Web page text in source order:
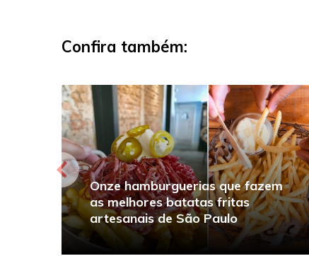
Confira também:
Onze hamburguerias que fazem
as melhores batatas fritas
artesanais de São Paulo